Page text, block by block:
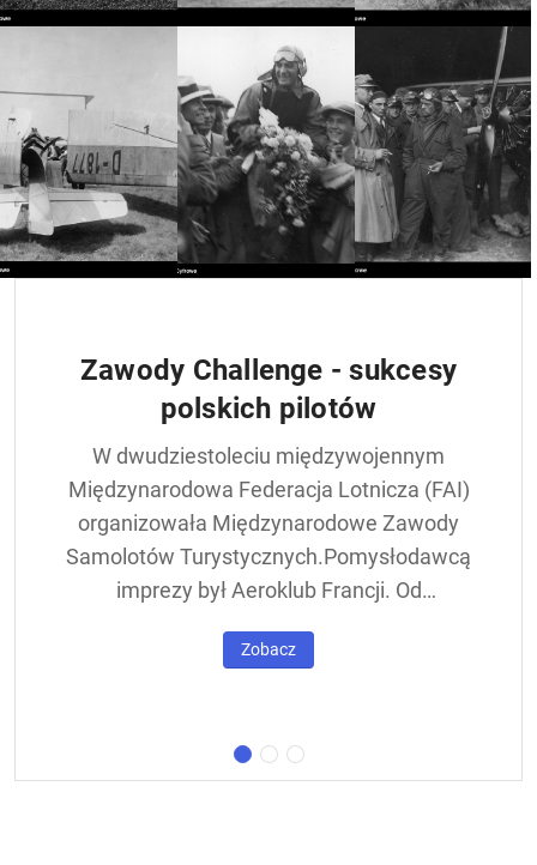
Zawody Challenge - sukcesy
polskich pilotów
W dwudziestoleciu międzywojennym
Międzynarodowa Federacja Lotnicza (FAI)
organizowała Międzynarodowe Zawody
Samolotów Turystycznych.Pomysłodawcą
imprezy był Aeroklub Francji. Od
de Tourisme – zawody nazywane były w
trasie znajdowała się m.in. Warszawa.
Zobacz